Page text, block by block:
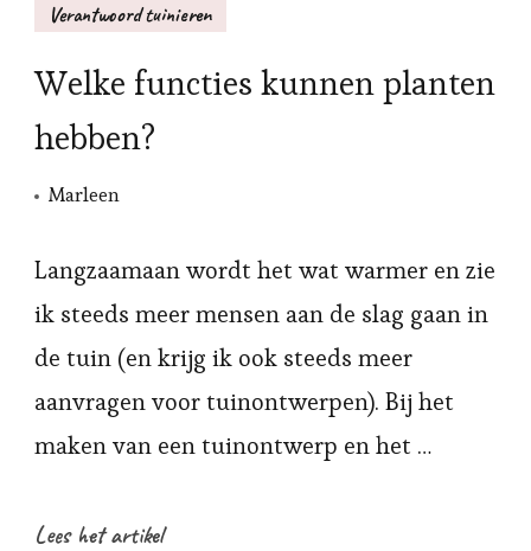
Verantwoord tuinieren
Welke functies kunnen planten
hebben?
Marleen
Langzaamaan wordt het wat warmer en zie
ik steeds meer mensen aan de slag gaan in
de tuin (en krijg ik ook steeds meer
aanvragen voor tuinontwerpen). Bij het
maken van een tuinontwerp en het …
Lees het artikel